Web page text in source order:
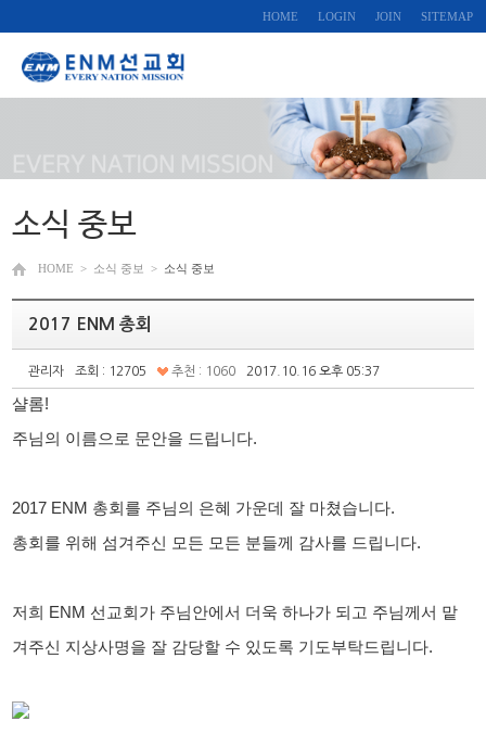
HOME LOGIN JOIN SITEMAP
소식 중보
HOME > 소식 중보 > 소식 중보
2017 ENM 총회
관리자 조회 : 12705 추천 : 1060 2017.10.16 오후 05:37
샬롬!
주님의 이름으로 문안을 드립니다.
2017 ENM 총회를 주님의 은혜 가운데 잘 마쳤습니다.
총회를 위해 섬겨주신 모든 모든 분들께 감사를 드립니다.
저희 ENM 선교회가 주님안에서 더욱 하나가 되고 주님께서 맡
겨주신 지상사명을 잘 감당할 수 있도록 기도부탁드립니다.